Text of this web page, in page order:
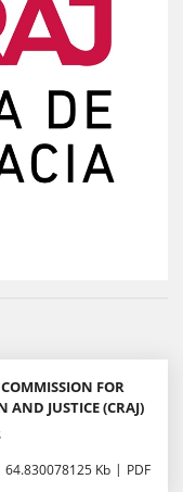
FOR
JUSTICE (CRAJ)
64.830078125 Kb PDF